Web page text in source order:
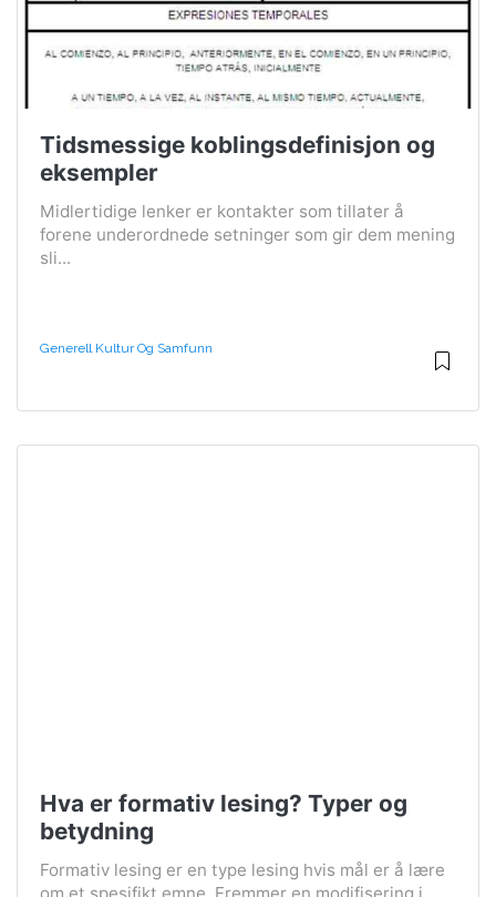
Tidsmessige koblingsdefinisjon og
eksempler
Midlertidige lenker er kontakter som tillater å
forene underordnede setninger som gir dem mening
sli...
Generell Kultur Og Samfunn
Hva er formativ lesing? Typer og
betydning
Formativ lesing er en type lesing hvis mål er å lære